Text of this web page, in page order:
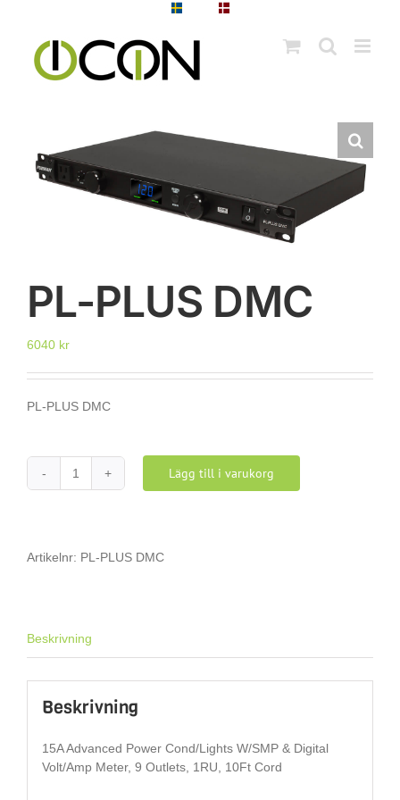
innehållet
PL-PLUS DMC
6040 kr
PL-PLUS DMC
PL-
Lägg till i varukorg
Artikelnr: PL-PLUS DMC
Beskrivning
Beskrivning
15A Advanced Power Cond/Lights W/SMP & Digital
Volt/Amp Meter, 9 Outlets, 1RU, 10Ft Cord